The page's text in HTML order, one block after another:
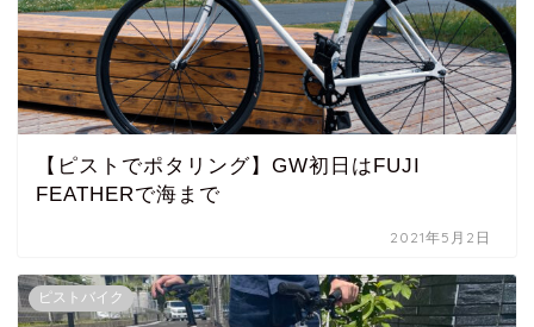
【ピストでポタリング】GW初日はFUJI
FEATHERで海まで
2021年5月2日
ピストバイク